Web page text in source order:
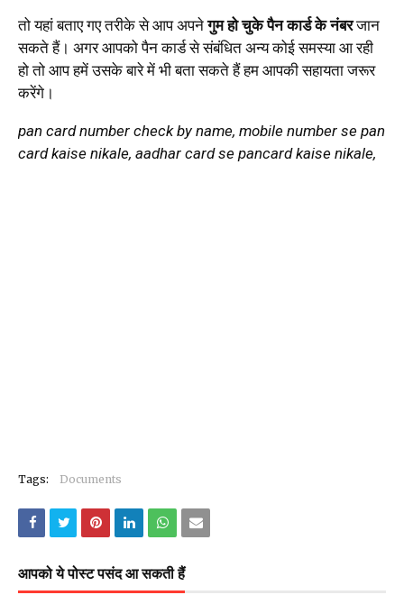
तो यहां बताए गए तरीके से आप अपनेगुम हो चुके पैन कार्ड के नंबरजान
सकते हैं। अगर आपको पैन कार्ड से संबंधित अन्य कोई समस्या आ रही
हो तो आप हमें उसके बारे में भी बता सकते हैं हम आपकी सहायता जरूर
करेंगे।
pan card number check by name, mobile number se pan
card kaise nikale, aadhar card se pancard kaise nikale,
Tags: Documents
आपको ये पोस्ट पसंद आ सकती हैं